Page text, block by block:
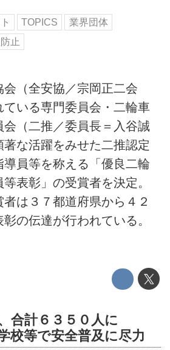
TOPICS
業界団体
止
（全安協／宗岡正二会
いる専門委員会・二輪車
（二推／委員長＝入谷誠
な活躍をみせた二推認定
員等を称える「優良二輪
表彰」の受賞者を決定。
者は３７都道府県から４２
の伝達が行われている。
合計６３５０人に
校等で安全普及に尽力